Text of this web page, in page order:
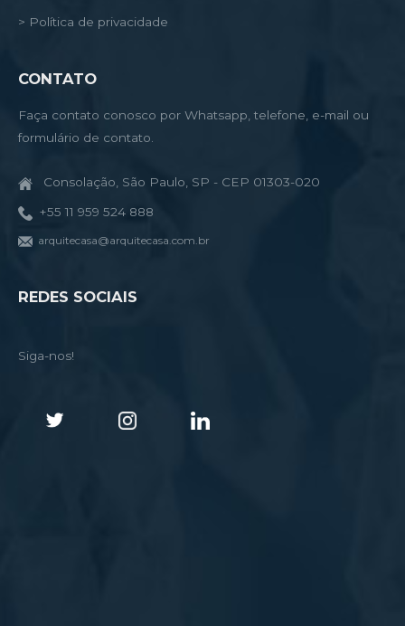
> Política de privacidade
CONTATO
Faça contato conosco por Whatsapp, telefone, e-mail ou
formulário de contato.
Consolação, São Paulo, SP - CEP 01303-020
+55 11 959 524 888
arquitecasa@arquitecasa.com.br
REDES SOCIAIS
Siga-nos!